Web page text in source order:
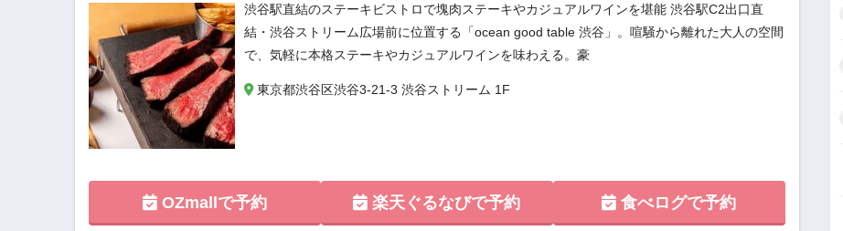
渋谷駅直結のステーキビストロで塊肉ステーキやカジュアルワインを堪能 渋谷駅C2出口直
結・渋谷ストリーム広場前に位置する「ocean good table 渋谷」。喧騒から離れた大人の空間
で、気軽に本格ステーキやカジュアルワインを味わえる。豪
東京都渋谷区渋谷3-21-3 渋谷ストリーム 1F
OZmallで予約 楽天ぐるなびで予約 食べログで予約